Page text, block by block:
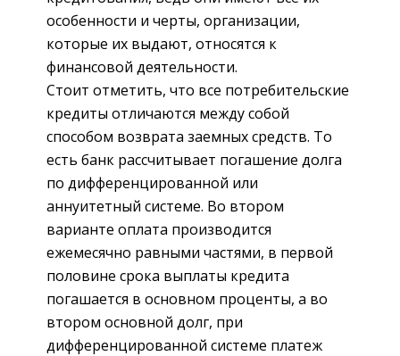
особенности и черты, организации,
которые их выдают, относятся к
финансовой деятельности.
Стоит отметить, что все потребительские
кредиты отличаются между собой
способом возврата заемных средств. То
есть банк рассчитывает погашение долга
по дифференцированной или
аннуитетный системе. Во втором
варианте оплата производится
ежемесячно равными частями, в первой
половине срока выплаты кредита
погашается в основном проценты, а во
втором основной долг, при
дифференцированной системе платеж